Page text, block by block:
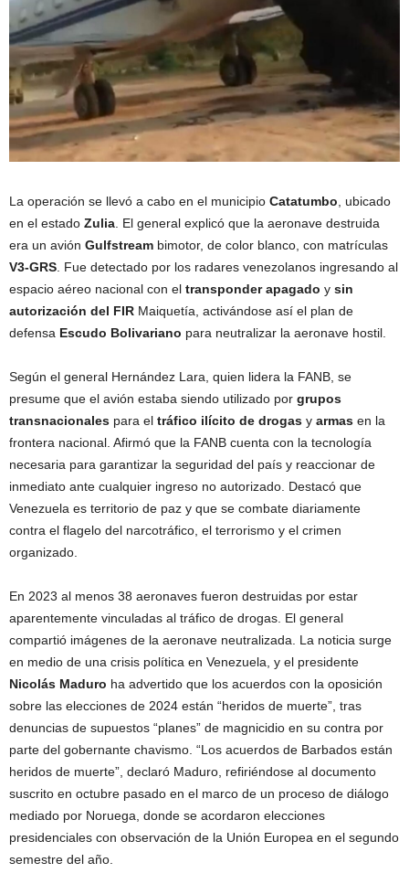
La operación se llevó a cabo en el municipio Catatumbo , ubicado
en el estado Zulia . El general explicó que la aeronave destruida
era un avión Gulfstream bimotor, de color blanco, con matrículas
V3-GRS . Fue detectado por los radares venezolanos ingresando al
espacio aéreo nacional con el transponder apagado y sin
autorización del FIR Maiquetía, activándose así el plan de
defensa Escudo Bolivariano para neutralizar la aeronave hostil.
Según el general Hernández Lara, quien lidera la FANB, se
presume que el avión estaba siendo utilizado por grupos
transnacionales para el tráfico ilícito de drogas y armas en la
frontera nacional. Afirmó que la FANB cuenta con la tecnología
necesaria para garantizar la seguridad del país y reaccionar de
inmediato ante cualquier ingreso no autorizado. Destacó que
Venezuela es territorio de paz y que se combate diariamente
contra el flagelo del narcotráfico, el terrorismo y el crimen
organizado.
En 2023 al menos 38 aeronaves fueron destruidas por estar
aparentemente vinculadas al tráfico de drogas. El general
compartió imágenes de la aeronave neutralizada. La noticia surge
en medio de una crisis política en Venezuela, y el presidente
Nicolás Maduro ha advertido que los acuerdos con la oposición
sobre las elecciones de 2024 están “heridos de muerte”, tras
denuncias de supuestos “planes” de magnicidio en su contra por
parte del gobernante chavismo. “Los acuerdos de Barbados están
heridos de muerte”, declaró Maduro, refiriéndose al documento
suscrito en octubre pasado en el marco de un proceso de diálogo
mediado por Noruega, donde se acordaron elecciones
presidenciales con observación de la Unión Europea en el segundo
semestre del año.